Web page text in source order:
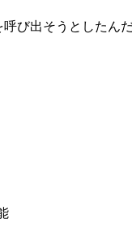
び出そうとしたん